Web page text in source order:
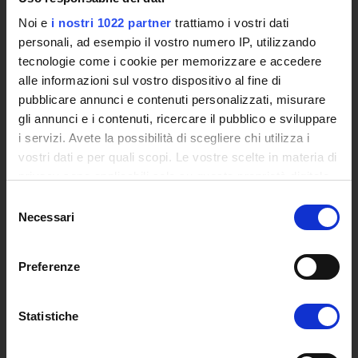
Noi e i nostri 1022 partner trattiamo i vostri dati
personali, ad esempio il vostro numero IP, utilizzando
tecnologie come i cookie per memorizzare e accedere
alle informazioni sul vostro dispositivo al fine di
pubblicare annunci e contenuti personalizzati, misurare
gli annunci e i contenuti, ricercare il pubblico e sviluppare
i servizi. Avete la possibilità di scegliere chi utilizza i
vostri dati e per quali scopi. Le vostre scelte in materia di
modificare o revocare il proprio consenso in qualsiasi
momento dalla Dichiarazione sui cookie o facendo clic
raccogliere informazioni sulla tua posizione
geografica, con un'approssimazione di qualche
delNecessari
Preferenze
Statistiche
Siti Istituzionali e Progetti Interuniversitari
Accesso alla Banca Dati di Segreteria Online
Posta Elettronica Certificata - PEC
Bacheca del Rettore
DIDATTICA
Corsi di Laurea
Corsi di Perfezionamento
Certificazioni e Alta Formazione Professionale
Mondo Scuola - Corsi per Insegnanti
Guida alla visualizzazione delle Schede Corso